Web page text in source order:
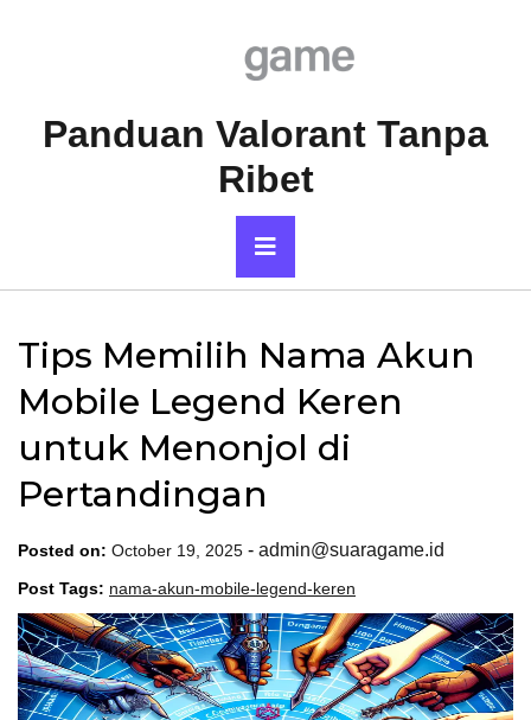
Panduan Valorant Tanpa
Ribet
Primary
Menu
Tips Memilih Nama Akun
Mobile Legend Keren
untuk Menonjol di
Pertandingan
Posted on: October 19, 2025 - admin@suaragame.id
Post Tags: nama-akun-mobile-legend-keren